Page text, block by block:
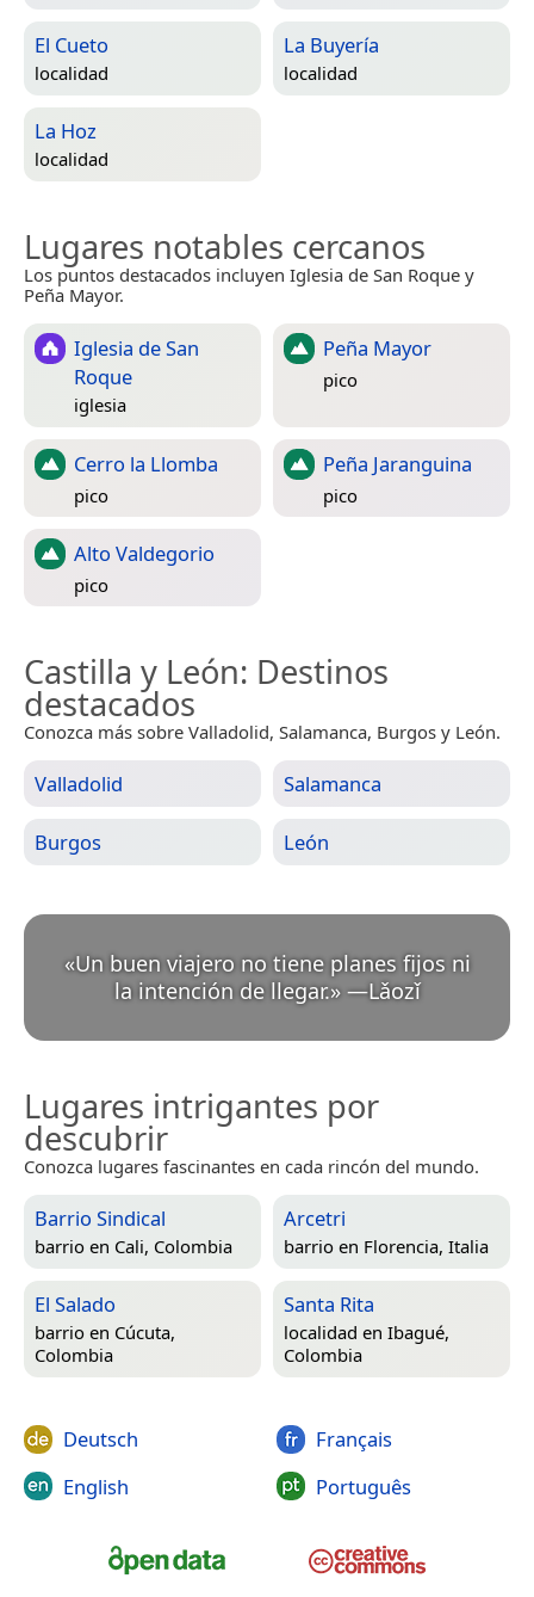
El Cueto
localidad
La Buyería
localidad
La Hoz
localidad
Lugares notables cercanos
Los puntos destacados incluyen Iglesia de San Roque y
Peña Mayor.
Iglesia de San
Roque
iglesia
Peña Mayor
pico
Cerro la Llomba
pico
Peña Jaranguina
pico
Alto Valdegorio
pico
Castilla y León: Destinos
destacados
Conozca más sobre Valladolid, Salamanca, Burgos y León.
Valladolid Salamanca
Burgos León
«Un buen viajero no tiene planes fijos ni
la intención de llegar.» —Lǎozǐ
Lugares intrigantes por
descubrir
Conozca lugares fascinantes en cada rincón del mundo.
Barrio Sindical
barrio en Cali, Colombia
Arcetri
barrio en Florencia, Italia
El Salado
barrio en Cúcuta,
Colombia
Santa Rita
localidad en Ibagué,
Colombia
Deutsch
English
Français
Português